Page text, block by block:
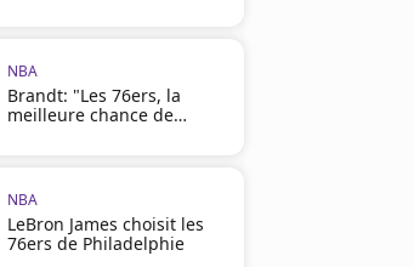
NBA
Brandt: "Les 76ers, la
meilleure chance de
NBA
LeBron James choisit les
76ers de Philadelphie